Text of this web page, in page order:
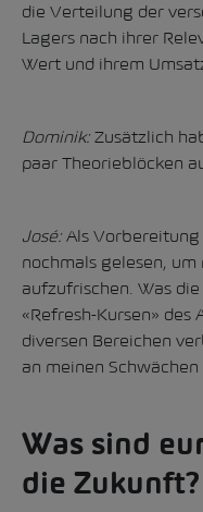
die Verteilung der
Lagers nach ihrer
Wert und ihrem
Dominik: Zusätzlich
paar Theorieblöcken
José: Als
nochmals gelesen,
aufzufrischen. Was
«Refresh-Kursen» des
diversen Bereichen
an meinen Schwächen
Was sind
die Zukunft?